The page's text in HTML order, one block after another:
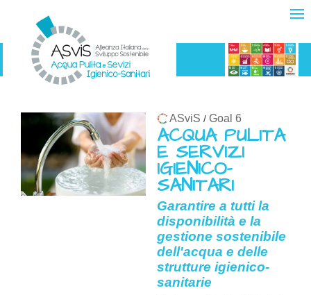
ASviS / Goal 6
ACQUA PULITA
E SERVIZI
IGIENICO-
SANITARI
Garantire a tutti la
disponibilità e la
gestione sostenibile
dell'acqua e delle
strutture igienico-
sanitarie